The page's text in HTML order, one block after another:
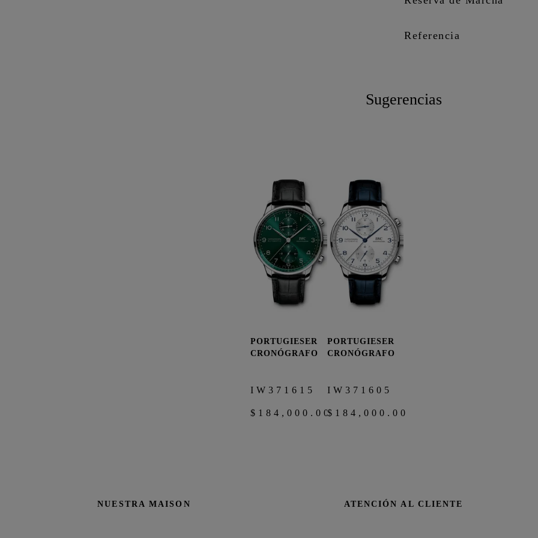
Referencia
Sugerencias
COMPRAR
AHORA
PORTUGIESER
CRONÓGRAFO
IW371615
$184,000.00
COMPRAR
AHORA
PORTUGIESER
CRONÓGRAFO
IW371605
$184,000.00
NUESTRA MAISON ATENCIÓN AL CLIENTE